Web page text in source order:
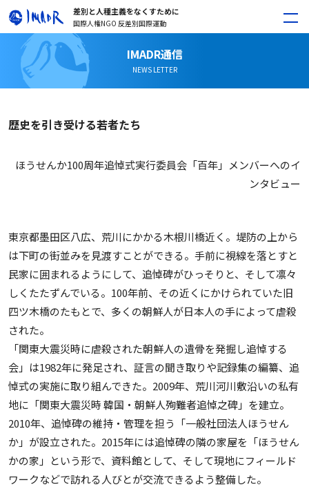
差別と人種主義をなくすために
国際人権NGO 反差別国際運動
IMADR通信
NEWS LETTER
歴史を引き受ける若者たち
ほうせんか100周年追悼式実行委員会「百年」メンバーへのイ
ンタビュー
東京都墨田区八広、荒川にかかる木根川橋近く。堤防の上から
は下町の街並みを見渡すことができる。手前に視線を落とすと
民家に囲まれるようにして、追悼碑がひっそりと、そして凛々
しくたたずんでいる。100年前、その近くにかけられていた旧
四ツ木橋のたもとで、多くの朝鮮人が日本人の手によって虐殺
された。
「関東大震災時に虐殺された朝鮮人の遺骨を発掘し追悼する
会」は1982年に発足され、証言の聞き取りや記録集の編纂、追
悼式の実施に取り組んできた。2009年、荒川河川敷沿いの私有
地に「関東大震災時 韓国・朝鮮人殉難者追悼之碑」を建立。
2010年、追悼碑の維持・管理を担う「一般社団法人ほうせん
か」が設立された。2015年には追悼碑の隣の家屋を「ほうせん
かの家」という形で、資料館として、そして現地にフィールド
ワークなどで訪れる人びとが交流できるよう整備した。